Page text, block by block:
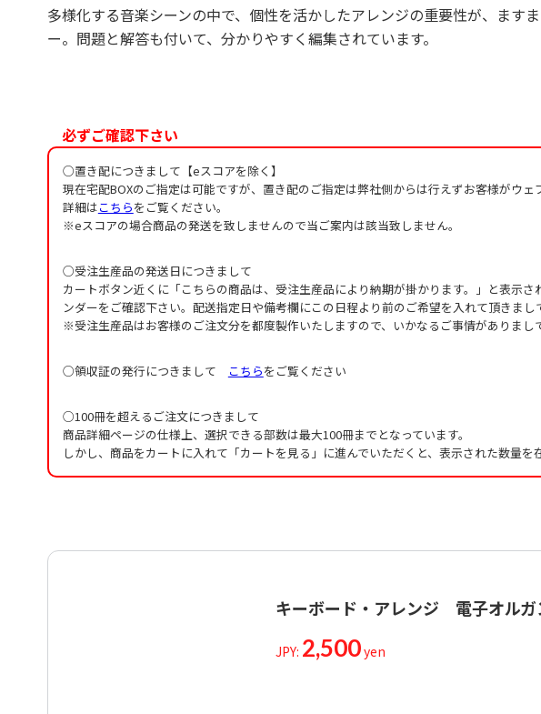
多様化する音楽シーンの中で、個性を活かしたアレンジの重要性が、ます
ー。問題と解答も付いて、分かりやすく編集されています。
必ずご確認下さい
○置き配につきまして【eスコアを除く】
現在宅配BOXのご指定は可能ですが、置き配のご指定は弊社側からは行えずお客様がウ
詳細はこちらをご覧ください。
※eスコアの場合商品の発送を致しませんので当ご案内は該当致しません。
○受注生産品の発送日につきまして
カートボタン近くに「こちらの商品は、受注生産品により納期が掛かります。」と表示
ンダーをご確認下さい。配送指定日や備考欄にこの日程より前のご希望を入れて頂きまし
※受注生産品はお客様のご注文分を都度製作いたしますので、いかなるご事情がありま
○領収証の発行につきまして こちらをご覧ください
○100冊を超えるご注文につきまして
商品詳細ページの仕様上、選択できる部数は最大100冊までとなっています。
しかし、商品をカートに入れて「カートを見る」に進んでいただくと、表示された数量
キーボード・アレンジ 電子オルガ
JPY: 2,500yen